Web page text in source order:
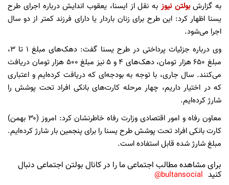
به گزارشبولتن نیوز به نقل از ایسنا، یعقوب اندایش درباره اجرای طرح
یسنا اظهار کرد: این طرح برای زنان باردار یا دارای فرزند کمتر از دو سال
اجرا می‌شود.
وی درباره جزئیات پرداختی در طرح یسنا گفت: دهک‌های مبلغ ۱ تا ۳،
مبلغ ۶۵۰ هزار تومان، دهک‌های ۴ و ۵ نیز مبلغ ۵۰۰ هزار تومان دریافت
می‌کنند. سال جاری، با توجه به بودجه‌ای که دریافت کرده‌ایم و اعتباری
که در اختیار داریم، چهار مرحله کارت‌های بانکی افراد تحت پوشش را
شارژ کرده‌ایم.
معاون رفاه و امور اقتصادی وزارت رفاه خاطرنشان کرد: امروز (۳۰ بهمن)
کارت بانکی افراد تحت پوشش طرح یسنا را برای پنجمین بار شارژ کرده‌ایم.
مبلغ شارژ شده قابل استفاده است.
برای مشاهده مطالب اجتماعی ما را در کانال بولتن اجتماعی دنبال
کنید bultansocial@